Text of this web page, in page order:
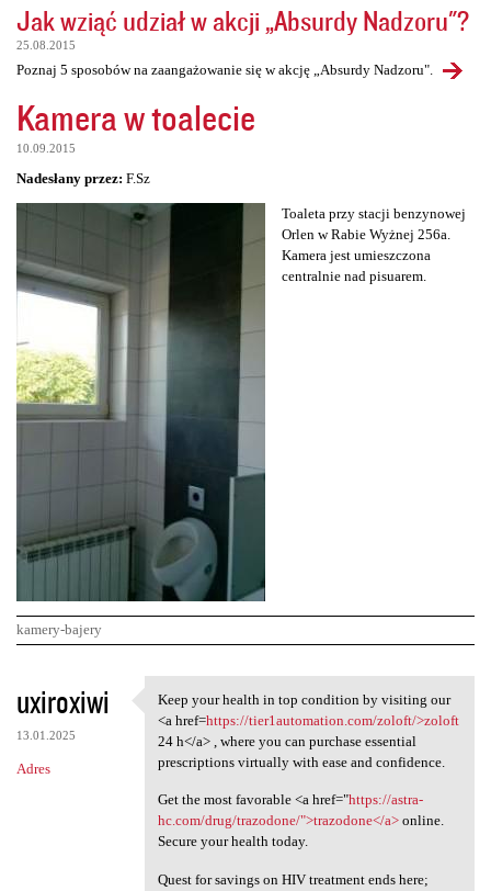
Jak wziąć udział w akcji „Absurdy Nadzoru"?
25.08.2015
Poznaj 5 sposobów na zaangażowanie się w akcję „Absurdy Nadzoru".
Kamera w toalecie
10.09.2015
Nadesłany przez: F.Sz
Toaleta przy stacji benzynowej
Orlen w Rabie Wyżnej 256a.
Kamera jest umieszczona
centralnie nad pisuarem.
kamery-bajery
K
o
m
e
uxiroxiwi
13.01.2025
Adres
Keep your health in top
Keep your health in top condition by visiting our
<a href=https://tier1automation.com/zoloft/>zoloft
24 h</a> , where you can purchase essential
prescriptions virtually with ease and confidence.
Get the most favorable <a href="https://astra-
hc.com/drug/trazodone/">trazodone</a>online.
Secure your health today.
Quest for savings on HIV treatment ends here;